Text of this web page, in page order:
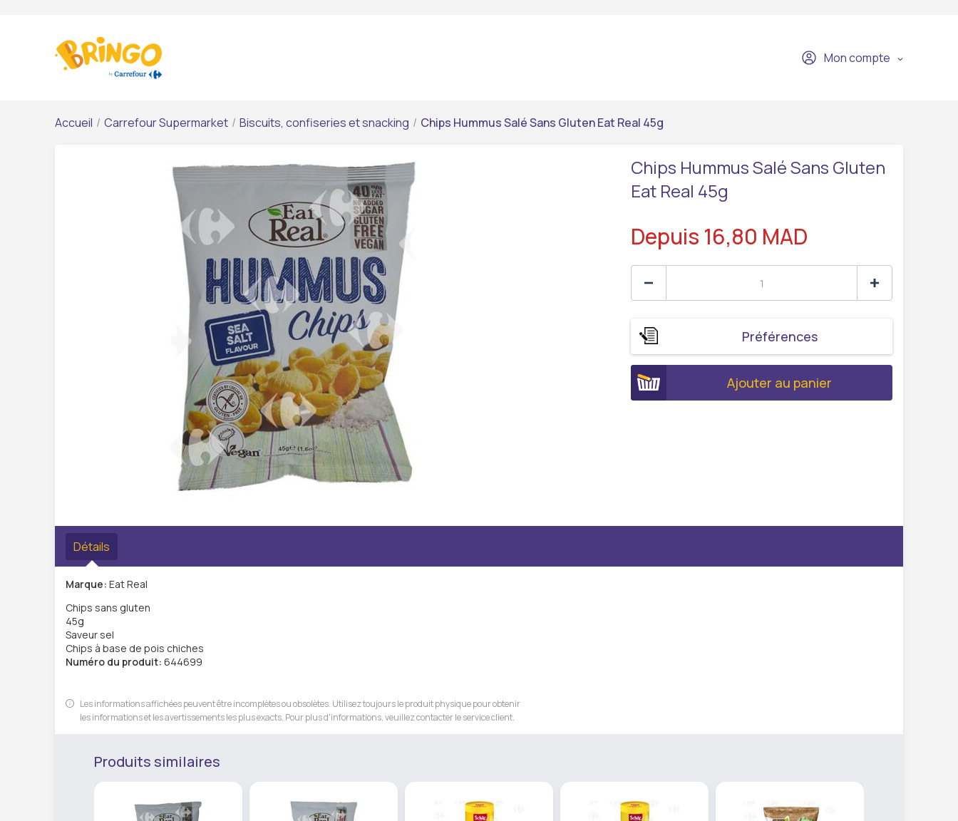
Mon compte
Accueil / Carrefour Supermarket / Biscuits, confiseries et snacking / Chips Hummus Salé Sans Gluten Eat Real 45g
Chips Hummus Salé Sans Gluten
Eat Real 45g
Depuis 16,80 MAD
Préférences
Ajouter au panier
Détails
Marque: Eat Real
Chips sans gluten
45g
Saveur sel
Chips à base de pois chiches
Numéro du produit: 644699
Les informations affichées peuvent être incomplètes ou obsolètes. Utilisez toujours le produit physique pour obtenir
les informations et les avertissements les plus exacts. Pour plus d'informations, veuillez contacter le service client.
Produits similaires